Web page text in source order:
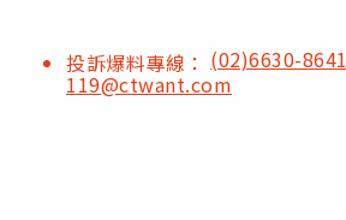
投訴爆料專線： (02)6630-8641
119@ctwant.com